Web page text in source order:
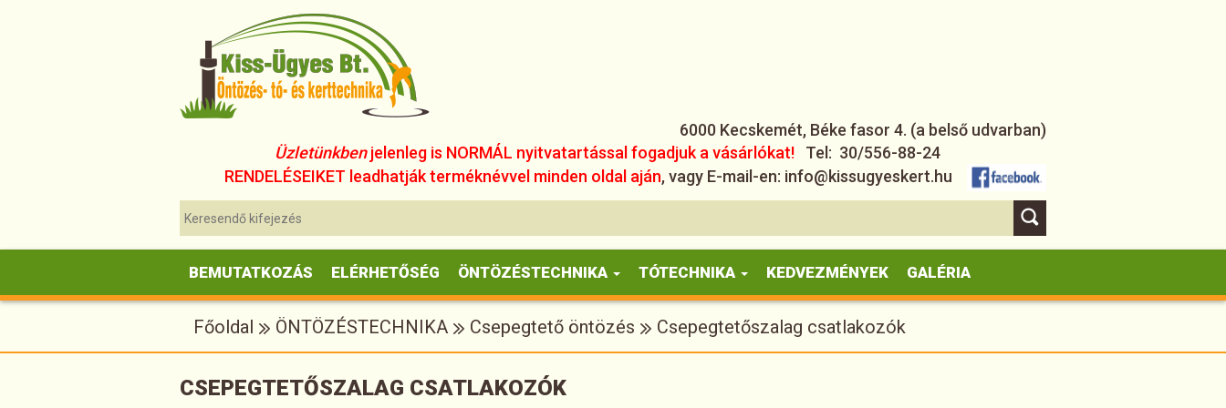
6000 Kecskemét, Béke fasor 4. (a belső udvarban)
Üzletünkbenjelenleg is NORMÁL nyitvatartással fogadjuk a vásárlókat! Tel: 30/556-88-24
RENDELÉSEIKET leadhatják terméknévvel minden oldal aján, vagy E-mail-en: info@kissugyeskert.hu
BEMUTATKOZÁS ELÉRHETŐSÉG ÖNTÖZÉSTECHNIKA TÓTECHNIKA KEDVEZMÉNYEK GALÉRIA
Főoldal ÖNTÖZÉSTECHNIKA Csepegtető öntözés Csepegtetőszalag csatlakozók
CSEPEGTETŐSZALAG CSATLAKOZÓK